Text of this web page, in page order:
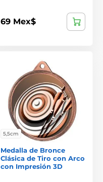
69 Mex$
5,5cm
Medalla de Bronce
Clásica de Tiro con Arco
con Impresión 3D